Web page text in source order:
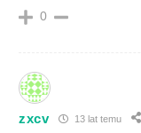
0
zxcv 13 lat temu